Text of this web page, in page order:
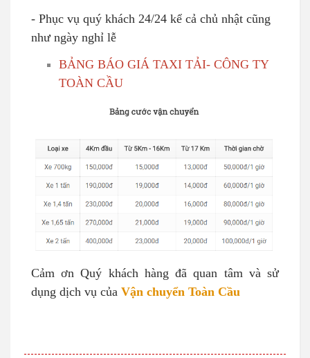
- Phục vụ quý khách 24/24 kể cả chủ nhật cũng
như ngày nghỉ lễ
BẢNG BÁO GIÁ TAXI TẢI- CÔNG TY
TOÀN CẦU
Cảm ơn Quý khách hàng đã quan tâm và sử
dụng dịch vụ của Vận chuyển Toàn Cầu